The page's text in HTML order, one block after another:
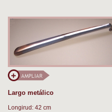
Largo metálico
Longirud: 42 cm